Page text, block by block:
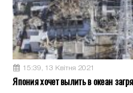
15:39, 13 Квітня 2021
Япония хочет вылить в океан